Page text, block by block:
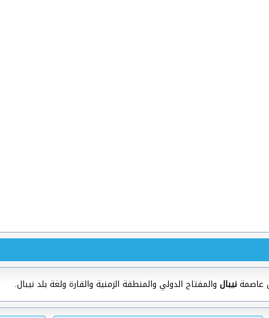
عاصمةنيبالوالمفتاح الدولي والمنطقة الزمنية والقارة ولغة بلد نيبال.